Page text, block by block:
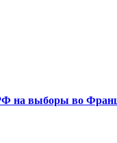
на выборы во